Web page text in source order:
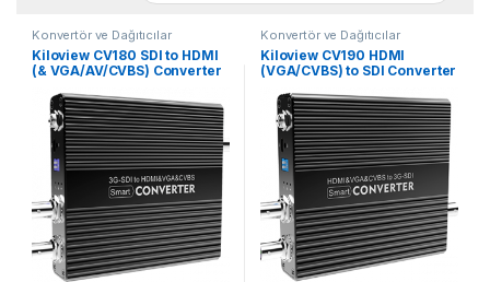
Konvertör ve Dağıtıcılar
Kiloview CV180 SDI to HDMI
(& VGA/AV/CVBS) Converter
Konvertör ve Dağıtıcılar
Kiloview CV190 HDMI
(VGA/CVBS) to SDI Converter